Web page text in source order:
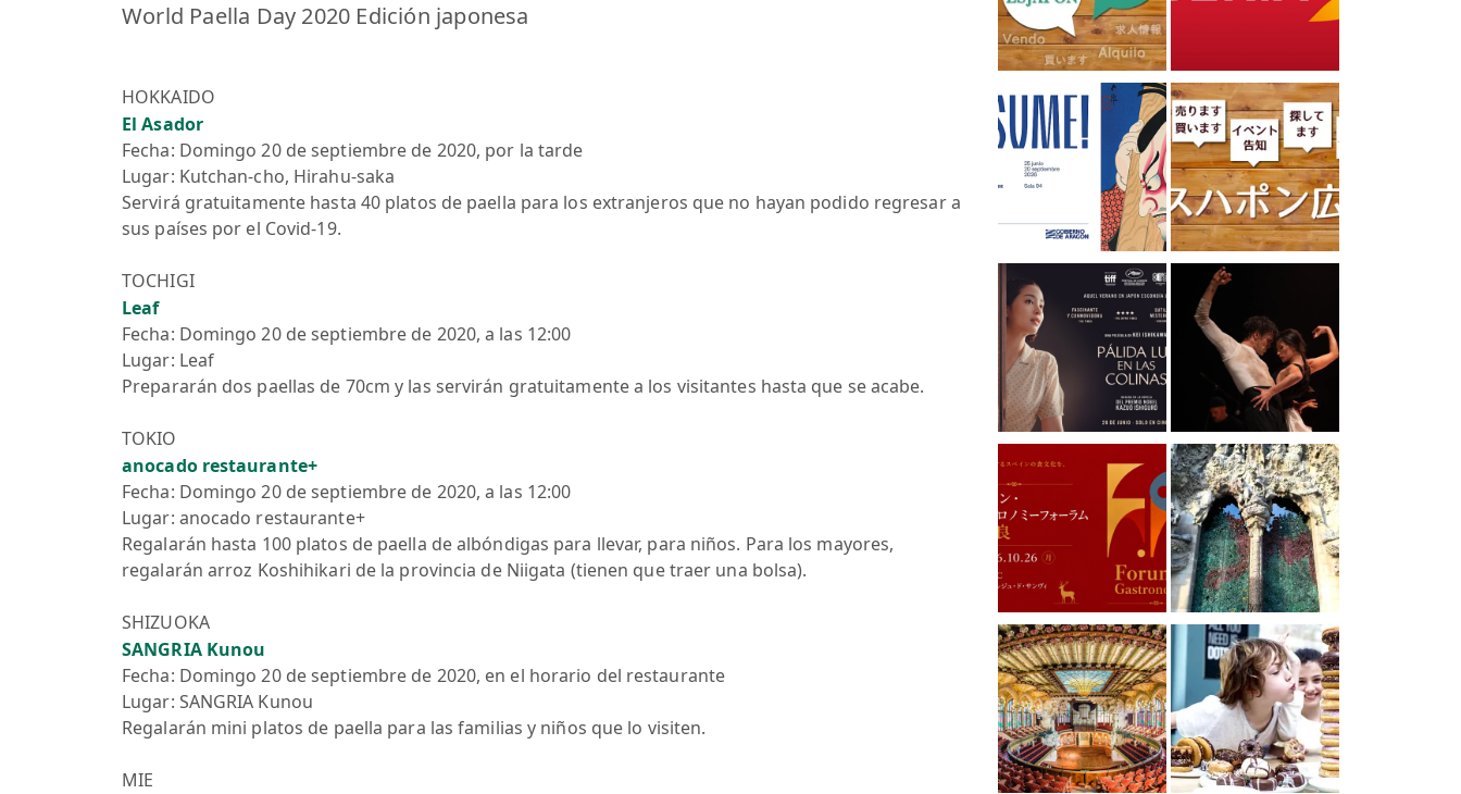
World Paella Day 2020 Edición japonesa
HOKKAIDO
El Asador
Fecha: Domingo 20 de septiembre de 2020, por la tarde
Lugar: Kutchan-cho, Hirahu-saka
Servirá gratuitamente hasta 40 platos de paella para los extranjeros que no hayan podido regresar a
sus países por el Covid-19.
TOCHIGI
Leaf
Fecha: Domingo 20 de septiembre de 2020, a las 12:00
Lugar: Leaf
Prepararán dos paellas de 70cm y las servirán gratuitamente a los visitantes hasta que se acabe.
TOKIO
anocado restaurante+
Fecha: Domingo 20 de septiembre de 2020, a las 12:00
Lugar: anocado restaurante+
Regalarán hasta 100 platos de paella de albóndigas para llevar, para niños. Para los mayores,
regalarán arroz Koshihikari de la provincia de Niigata (tienen que traer una bolsa).
SHIZUOKA
SANGRIA Kunou
Fecha: Domingo 20 de septiembre de 2020, en el horario del restaurante
Lugar: SANGRIA Kunou
Regalarán mini platos de paella para las familias y niños que lo visiten.
MIE